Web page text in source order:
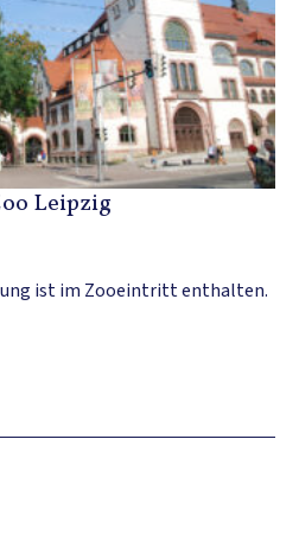
Leipzig
ist im Zooeintritt enthalten.